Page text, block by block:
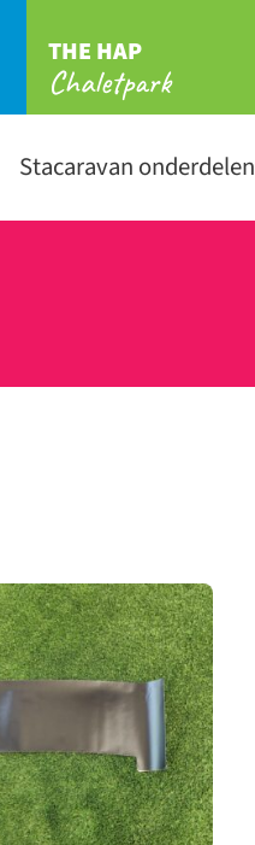
THE HAP
Chaletpark
Stacaravan onderdelen